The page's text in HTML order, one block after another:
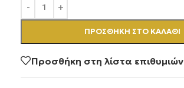
ΠΡΟΣΘΉΚΗ ΣΤΟ ΚΑΛΆΘΙ
Προσθήκη στη λίστα επιθυμιών